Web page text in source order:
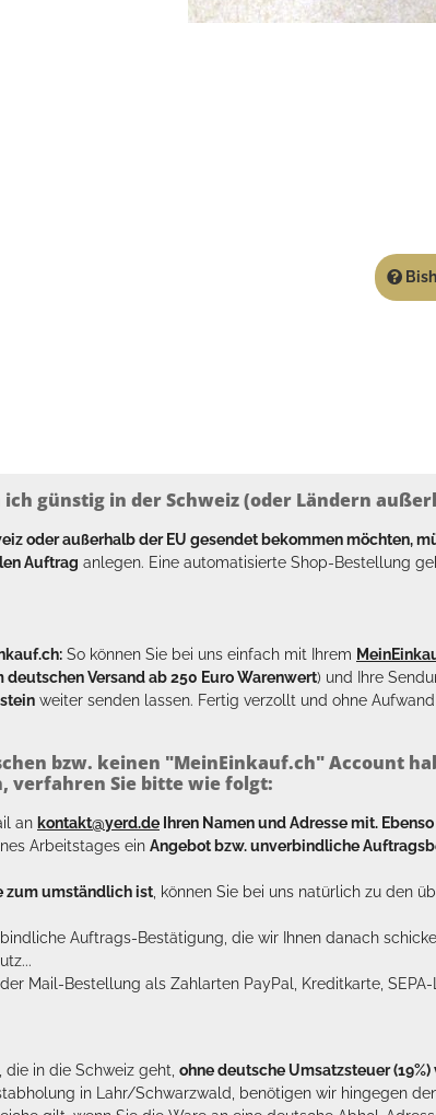
günstig in der Schweiz (oder Ländern
oder außerhalb der EU gesendet bekommen möchten,
Auftrag anlegen. Eine automatisierte Shop-Bestellung
So können Sie bei uns einfach mit Ihrem
deutschen Versand ab 250 Euro Warenwert) und Ihre
weiter senden lassen. Fertig verzollt und ohne
bzw. keinen "MeinEinkauf.ch" Account
verfahren Sie bitte wie folgt:
an kontakt@yerd.de Ihren Namen und Adresse mit.
Arbeitstages ein Angebot bzw. unverbindliche
zum umständlich ist , können Sie bei uns natürlich zu den
Auftrags-Bestätigung, die wir Ihnen danach
Mail-Bestellung als Zahlarten PayPal, Kreditkarte,
in die Schweiz geht, ohne deutsche Umsatzsteuer
in Lahr/Schwarzwald, benötigen wir hingegen